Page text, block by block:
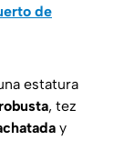
de
estatura
robusta, tez
y